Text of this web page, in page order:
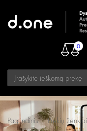
0
Pagrindinis Prekių ženklai